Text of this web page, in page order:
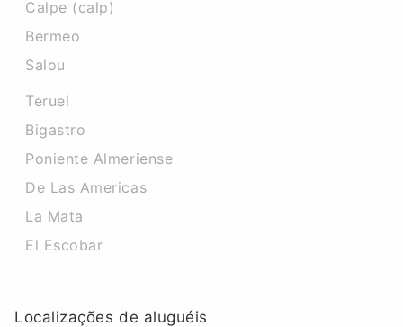
Calpe (calp)
Bermeo
Salou
Teruel
Bigastro
Poniente Almeriense
De Las Americas
La Mata
El Escobar
Localizações de aluguéis